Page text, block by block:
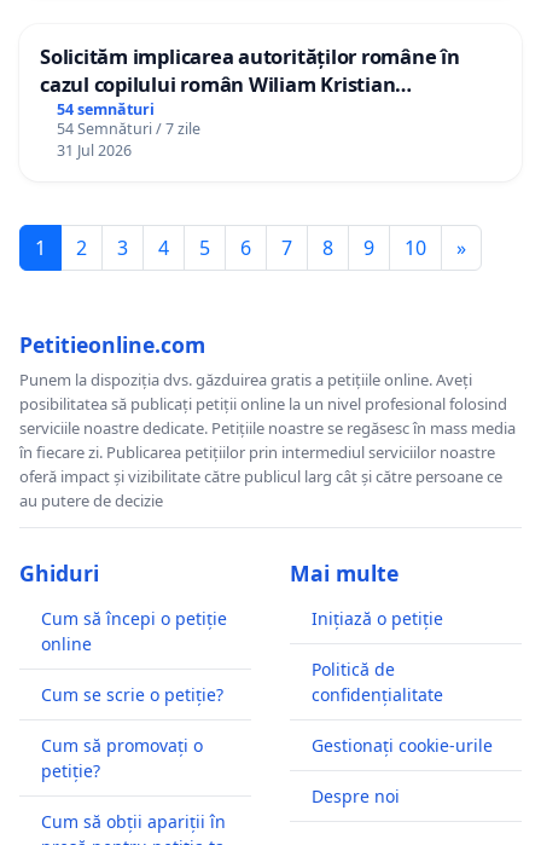
Solicităm implicarea autorităților române în
cazul copilului român Wiliam Kristian
Gheorghe, aflat în plasament în Danemarca de
12 ani
54 semnături
54 Semnături / 7 zile
31 Jul 2026
1 2 3 4 5 6 7 8 9 10 »
Petitieonline.com
Punem la dispoziția dvs. găzduirea gratis a petițiile online. Aveți
posibilitatea să publicați petiții online la un nivel profesional folosind
serviciile noastre dedicate. Petițiile noastre se regăsesc în mass media
în fiecare zi. Publicarea petițiilor prin intermediul serviciilor noastre
oferă impact și vizibilitate către publicul larg cât și către persoane ce
au putere de decizie
Ghiduri
Cum să începi o petiție
online
Cum se scrie o petiție?
Cum să promovați o
petiție?
Cum să obții apariții în
Mai multe
Inițiază o petiție
Politică de
confidențialitate
Gestionați cookie-urile
Despre noi